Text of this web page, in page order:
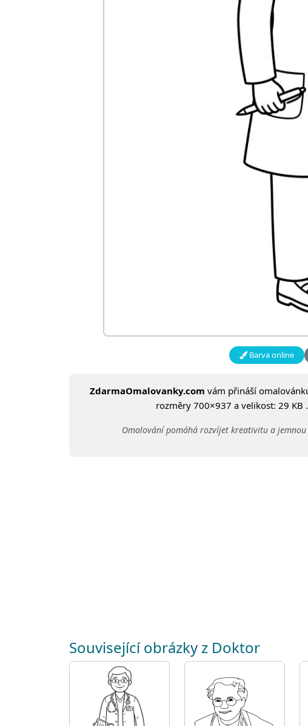
Barva online
ZdarmaOmalovanky.com vám přináší
rozměry 700×937 a velikost: 29
Omalování pomáhá rozvíjet kreativitu a
Související obrázky z Doktor